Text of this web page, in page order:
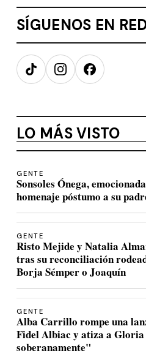
SÍGUENOS EN
TikTokInstagramFacebook
LO MÁS VISTO
GENTE
Sonsoles Ónega,
homenaje póstumo a su
GENTE
Risto Mejide y Natalia
tras su reconciliación
Borja Sémper o Joaquín
GENTE
Alba Carrillo rompe una
Fidel Albiac y atiza a
soberanamente"